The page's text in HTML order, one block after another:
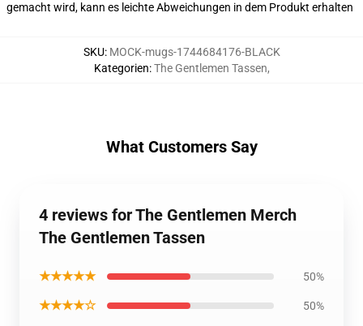
gemacht wird, kann es leichte Abweichungen in dem Produkt erhalten
SKU: MOCK-mugs-1744684176-BLACK
Kategorien:The Gentlemen Tassen,
What Customers Say
4 reviews for The Gentlemen Merch
The Gentlemen Tassen
★★★★★ 50%
★★★★☆ 50%